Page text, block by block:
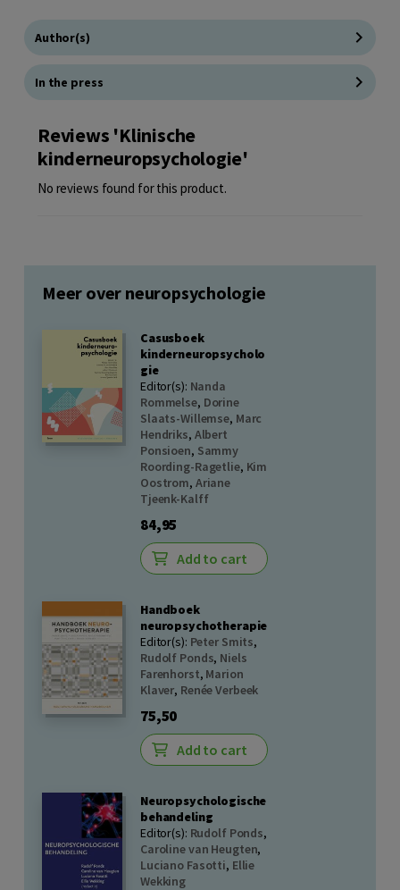
Author(s)
In the press
Reviews 'Klinische
kinderneuropsychologie'
No reviews found for this product.
Meer over neuropsychologie
Casusboek
kinderneuropsycholo
gie
Editor(s): Nanda
Rommelse, Dorine
Slaats-Willemse, Marc
Hendriks, Albert
Ponsioen, Sammy
Roording-Ragetlie, Kim
Oostrom, Ariane
Tjeenk-Kalff
84,95
Add to cart
Handboek
neuropsychotherapie
Editor(s): Peter Smits,
Rudolf Ponds, Niels
Farenhorst, Marion
Klaver, Renée Verbeek
75,50
Add to cart
Neuropsychologische
behandeling
Editor(s): Rudolf Ponds,
Caroline van Heugten,
Luciano Fasotti, Ellie
Wekking